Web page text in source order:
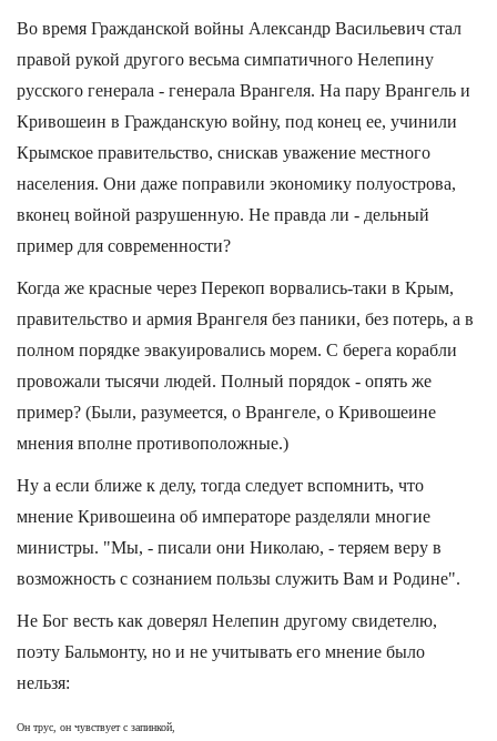
Во время Гражданской войны Александр Васильевич стал
правой рукой другого весьма симпатичного Нелепину
русского генерала - генерала Врангеля. На пару Врангель и
Кривошеин в Гражданскую войну, под конец ее, учинили
Крымское правительство, снискав уважение местного
населения. Они даже поправили экономику полуострова,
вконец войной разрушенную. Не правда ли - дельный
пример для современности?
Когда же красные через Перекоп ворвались-таки в Крым,
правительство и армия Врангеля без паники, без потерь, а в
полном порядке эвакуировались морем. С берега корабли
провожали тысячи людей. Полный порядок - опять же
пример? (Были, разумеется, о Врангеле, о Кривошеине
мнения вполне противоположные.)
Ну а если ближе к делу, тогда следует вспомнить, что
мнение Кривошеина об императоре разделяли многие
министры. "Мы, - писали они Николаю, - теряем веру в
возможность с сознанием пользы служить Вам и Родине".
Не Бог весть как доверял Нелепин другому свидетелю,
поэту Бальмонту, но и не учитывать его мнение было
нельзя:
Он трус, он чувствует с запинкой,